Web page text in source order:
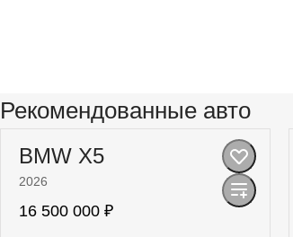
Рекомендованные авто
BMW X5
2026
16 500 000 ₽